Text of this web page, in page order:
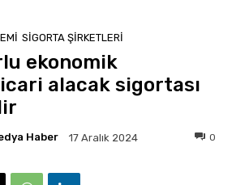
SIGORTA ŞIRKETLERI
ekonomik
alacak sigortası
Haber 17 Aralık 2024 0